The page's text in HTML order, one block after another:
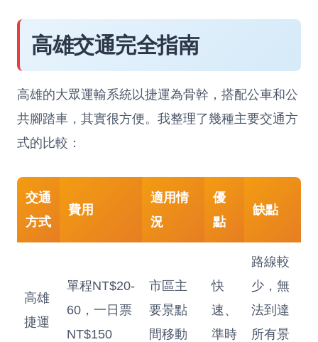
高雄交通完全指南
高雄的大眾運輸系統以捷運為骨幹，搭配公車和公
共腳踏車，其實很方便。我整理了幾種主要交通方
式的比較：
交通
方式
費用
適用情
況
優
點
缺點
高雄
捷運
單程NT$20-
60，一日票
NT$150
市區主
要景點
間移動
快
速、
準時
路線較
少，無
法到達
所有景